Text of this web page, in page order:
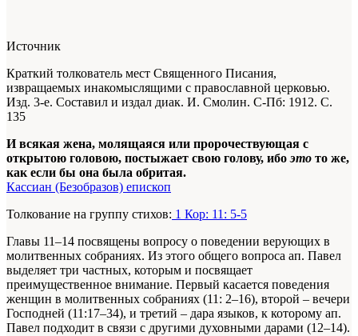
Источник
Краткий толкователь мест Священного Писания,
извращаемых инакомыслящими с православной церковью.
Изд. 3-е. Составил и издал диак. И. Смолин. С-Пб: 1912. С.
135
И всякая жена, молящаяся или пророчествующая с
открытою головою, постыжает свою голову, ибоэто то же,
как если бы она была обритая.
Кассиан (Безобразов) епископ
Толкование на группу стихов: 1 Кор: 11: 5-5
Главы 11–14 посвящены вопросу о поведении верующих в
молитвенных собраниях. Из этого общего вопроса ап. Павел
выделяет три частных, которым и посвящает
преимущественное внимание. Первый касается поведения
женщин в молитвенных собраниях (11: 2–16), второй – вечери
Господней (11:17–34), и третий – дара языков, к которому ап.
Павел подходит в связи с другими духовными дарами (12–14).